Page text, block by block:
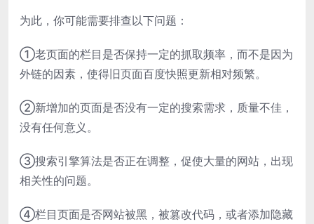
为此，你可能需要排查以下问题：
①老页面的栏目是否保持一定的抓取频率，而不是因为
外链的因素，使得旧页面百度快照更新相对频繁。
②新增加的页面是否没有一定的搜索需求，质量不佳，
没有任何意义。
③搜索引擎算法是否正在调整，促使大量的网站，出现
相关性的问题。
④栏目页面是否网站被黑，被篡改代码，或者添加隐藏